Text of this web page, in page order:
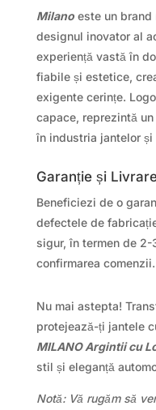
Milanoeste un brand
designul inovator al
experiență vastă în
fiabile și estetice,
exigente cerințe.
capace, reprezintă
în industria jantelor
Garanție și
Beneficiezi de o
defectele de
sigur, în termen de
confirmarea comenzii.
Nu mai astepta!
protejează-ți jantele
MILANO Argintii cu
stil și eleganță
Notă: Vă rugăm să